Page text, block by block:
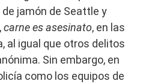
jamón de Seattle y
carne es asesinato, en las
al igual que otros delitos
Sin embargo, en
como los equipos de